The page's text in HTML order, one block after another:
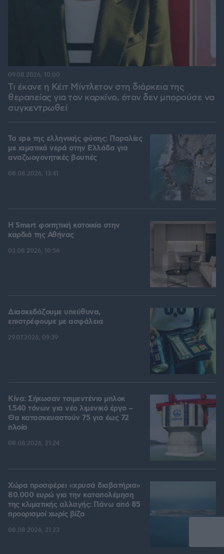
Τι έκανε η Κέιτ Μίντλετον στη διάρκεια της
θεραπείας για τον καρκίνο, όταν δεν μπορούσε να
συγκεντρωθεί
09.08.2026, 10:00
Τα spa της ελληνικής φύσης: Παραλίες
με ιαματικά νερά στην Ελλάδα για
αναζωογονητικές βουτιές
08.08.2026, 13:41
Η Smart φοιτητική κατοικία στην
καρδιά της Αθήνας
03.08.2026, 10:56
Διασκεδάζουμε υπεύθυνα,
επιστρέφουμε με ασφάλεια
29.07.2026, 09:39
Κίνα: Σήκωσαν τσιμεντένιο μπλοκ
1.540 τόνων για νέο λιμενικό έργο –
Θα κατασκευαστούν 75 για έως 72
πλοία
08.08.2026, 21:24
Χώρα προσφέρει «χρυσά διαβατήρια»
80.000 ευρώ για την καταπολέμηση
της κλιματικής αλλαγής: Πάνω από 85
προορισμοί χωρίς βίζα
08.08.2026, 21:23